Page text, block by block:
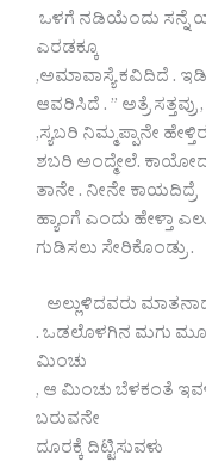
ಒಳಗೆ ನಡಿಯೆಂದು ಸನ್ನೆ
ಎರಡಕ್ಕೂ
,ಅಮಾವಾಸ್ಯೆ ಕವಿದಿದೆ .
ಆವರಿಸಿದೆ . ” ಅತ್ರೆ ಸತ್ತವ್ರು
,ಸ್ಯಬರಿ ನಿಮ್ಮಪ್ಪಾನೇ
ಶಬರಿ ಅಂದ್ಮೇಲೆ.
ತಾನೇ . ನೀನೇ ಕಾಯದಿದ್ರೆ
ಹ್ಯಾಂಗೆ ಎಂದು ಹೇಳ್ತಾ
ಗುಡಿಸಲು ಸೇರಿಕೊಂಡ್ರು .
ಅಲ್ಲುಳಿದವರು
. ಒಡಲೊಳಗಿನ ಮಗು
ಮಿಂಚು
, ಆ ಮಿಂಚು ಬೆಳಕಂತೆ
ಬರುವನೇ
ದೂರಕ್ಕೆ ದಿಟ್ಟಿಸುವಳು